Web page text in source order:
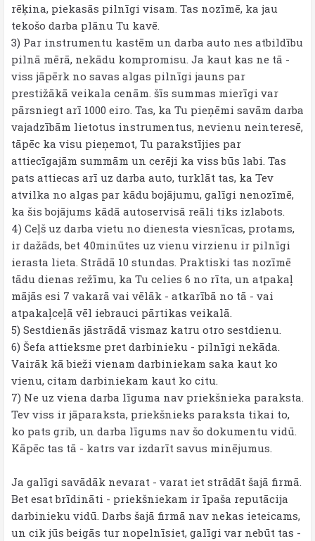
rēķina, piekasās pilnīgi visam. Tas nozīmē, ka jau
tekošo darba plānu Tu kavē.
3) Par instrumentu kastēm un darba auto nes atbildību
pilnā mērā, nekādu kompromisu. Ja kaut kas ne tā -
viss jāpērk no savas algas pilnīgi jauns par
prestižākā veikala cenām. šīs summas mierīgi var
pārsniegt arī 1000 eiro. Tas, ka Tu pieņēmi savām darba
vajadzībām lietotus instrumentus, nevienu neinteresē,
tāpēc ka visu pieņemot, Tu parakstījies par
attiecīgajām summām un cerēji ka viss būs labi. Tas
pats attiecas arī uz darba auto, turklāt tas, ka Tev
atvilka no algas par kādu bojājumu, galīgi nenozīmē,
ka šis bojājums kādā autoservisā reāli tiks izlabots.
4) Ceļš uz darba vietu no dienesta viesnīcas, protams,
ir dažāds, bet 40minūtes uz vienu virzienu ir pilnīgi
ierasta lieta. Strādā 10 stundas. Praktiski tas nozīmē
tādu dienas režīmu, ka Tu celies 6 no rīta, un atpakaļ
mājās esi 7 vakarā vai vēlāk - atkarībā no tā - vai
atpakaļceļā vēl iebrauci pārtikas veikalā.
5) Sestdienās jāstrādā vismaz katru otro sestdienu.
6) Šefa attieksme pret darbinieku - pilnīgi nekāda.
Vairāk kā bieži vienam darbiniekam saka kaut ko
vienu, citam darbiniekam kaut ko citu.
7) Ne uz viena darba līguma nav priekšnieka paraksta.
Tev viss ir jāparaksta, priekšnieks paraksta tikai to,
ko pats grib, un darba līgums nav šo dokumentu vidū.
Kāpēc tas tā - katrs var izdarīt savus minējumus.
Ja galīgi savādāk nevarat - varat iet strādāt šajā firmā.
Bet esat brīdināti - priekšniekam ir īpaša reputācija
darbinieku vidū. Darbs šajā firmā nav nekas ieteicams,
un cik jūs beigās tur nopelnīsiet, galīgi var nebūt tas -